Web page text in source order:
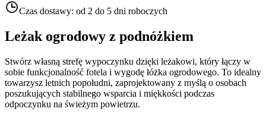
Czas dostawy: od 2 do 5 dni roboczych
Leżak ogrodowy z podnóżkiem
Stwórz własną strefę wypoczynku dzięki leżakowi, który łączy w
sobie funkcjonalność fotela i wygodę łóżka ogrodowego. To idealny
towarzysz letnich popołudni, zaprojektowany z myślą o osobach
poszukujących stabilnego wsparcia i miękkości podczas
odpoczynku na świeżym powietrzu.